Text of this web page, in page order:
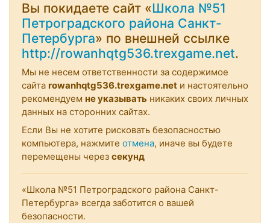
Вы покидаете сайт «Школа №51
Петроградского района Санкт-
Петербурга» по внешней ссылке
http://rowanhqtg536.trexgame.net.
Мы не несем ответственности за содержимое
сайта rowanhqtg536.trexgame.net и настоятельно
рекомендуем не указывать никаких своих личных
данных на сторонних сайтах.
Если Вы не хотите рисковать безопасностью
компьютера, нажмите отмена, иначе вы будете
перемещены через секунд
«Школа №51 Петроградского района Санкт-
Петербурга» всегда заботится о вашей
безопасности.